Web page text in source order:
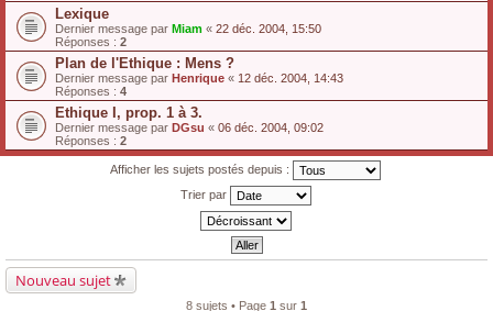
Lexique
Dernier message par Miam « 22 déc. 2004, 15:50
Réponses : 2
Plan de l'Ethique : Mens ?
Dernier message par Henrique « 12 déc. 2004, 14:43
Réponses : 4
Ethique I, prop. 1 à 3.
Dernier message par DGsu « 06 déc. 2004, 09:02
Réponses : 2
Afficher les sujets postés depuis :
Trier par
Nouveau sujet
8 sujets • Page 1 sur 1